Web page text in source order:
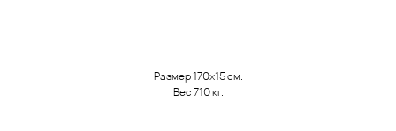
Размер 170х15 см.
Вес 710 кг.